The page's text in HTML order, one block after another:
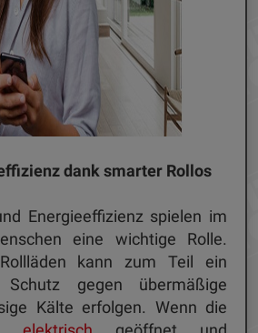
dank smarter Rollos
Energieeffizienz spielen im
eine wichtige Rolle.
kann zum Teil ein
Schutz gegen übermäßige
Kälte erfolgen. Wenn die